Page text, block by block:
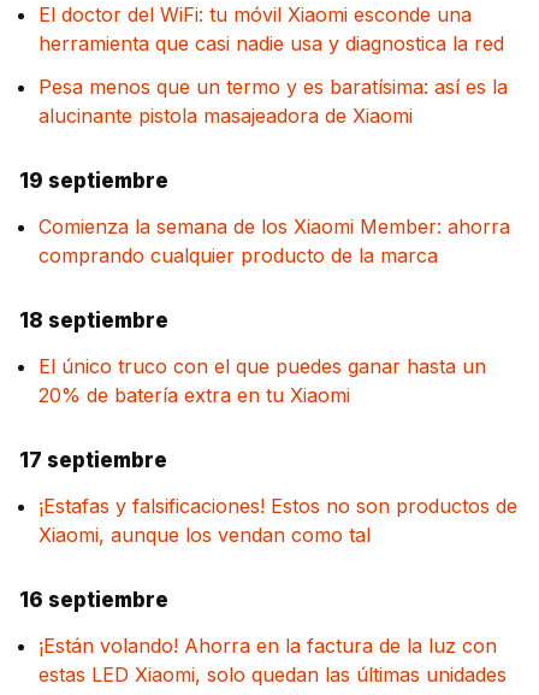
El doctor del WiFi: tu móvil Xiaomi esconde una
herramienta que casi nadie usa y diagnostica la red
Pesa menos que un termo y es baratísima: así es la
alucinante pistola masajeadora de Xiaomi
19 septiembre
Comienza la semana de los Xiaomi Member: ahorra
comprando cualquier producto de la marca
18 septiembre
El único truco con el que puedes ganar hasta un
20% de batería extra en tu Xiaomi
17 septiembre
¡Estafas y falsificaciones! Estos no son productos de
Xiaomi, aunque los vendan como tal
16 septiembre
¡Están volando! Ahorra en la factura de la luz con
estas LED Xiaomi, solo quedan las últimas unidades